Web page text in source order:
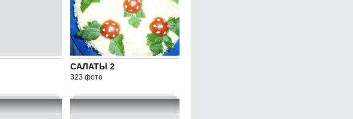
САЛАТЫ 2
323 фото